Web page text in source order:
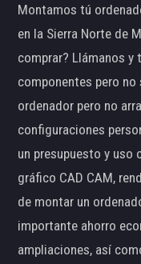
Montamos tú
en la Sierra Norte de
comprar? Llámanos
componentes pero
ordenador pero no
configuraciones
un presupuesto y uso
gráfico CAD CAM,
de montar un
importante ahorro
ampliaciones, así